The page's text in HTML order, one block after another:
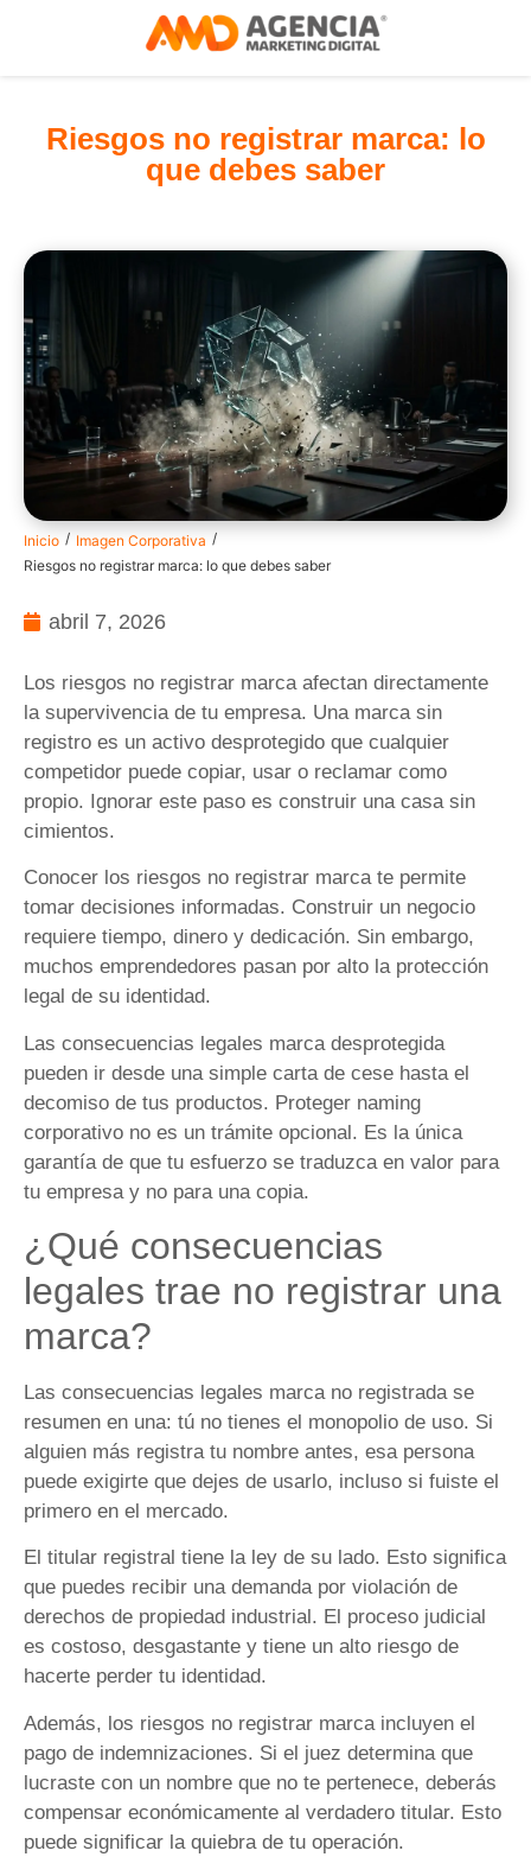
Riesgos no registrar marca: lo
que debes saber
Inicio / Imagen Corporativa /
Riesgos no registrar marca: lo que debes saber
abril 7, 2026
Los riesgos no registrar marca afectan directamente
la supervivencia de tu empresa. Una marca sin
registro es un activo desprotegido que cualquier
competidor puede copiar, usar o reclamar como
propio. Ignorar este paso es construir una casa sin
cimientos.
Conocer los riesgos no registrar marca te permite
tomar decisiones informadas. Construir un negocio
requiere tiempo, dinero y dedicación. Sin embargo,
muchos emprendedores pasan por alto la protección
legal de su identidad.
Las consecuencias legales marca desprotegida
pueden ir desde una simple carta de cese hasta el
decomiso de tus productos. Proteger naming
corporativo no es un trámite opcional. Es la única
garantía de que tu esfuerzo se traduzca en valor para
tu empresa y no para una copia.
¿Qué consecuencias
legales trae no registrar una
marca?
Las consecuencias legales marca no registrada se
resumen en una: tú no tienes el monopolio de uso. Si
alguien más registra tu nombre antes, esa persona
puede exigirte que dejes de usarlo, incluso si fuiste el
primero en el mercado.
El titular registral tiene la ley de su lado. Esto significa
que puedes recibir una demanda por violación de
derechos de propiedad industrial. El proceso judicial
es costoso, desgastante y tiene un alto riesgo de
hacerte perder tu identidad.
Además, los riesgos no registrar marca incluyen el
pago de indemnizaciones. Si el juez determina que
lucraste con un nombre que no te pertenece, deberás
compensar económicamente al verdadero titular. Esto
puede significar la quiebra de tu operación.